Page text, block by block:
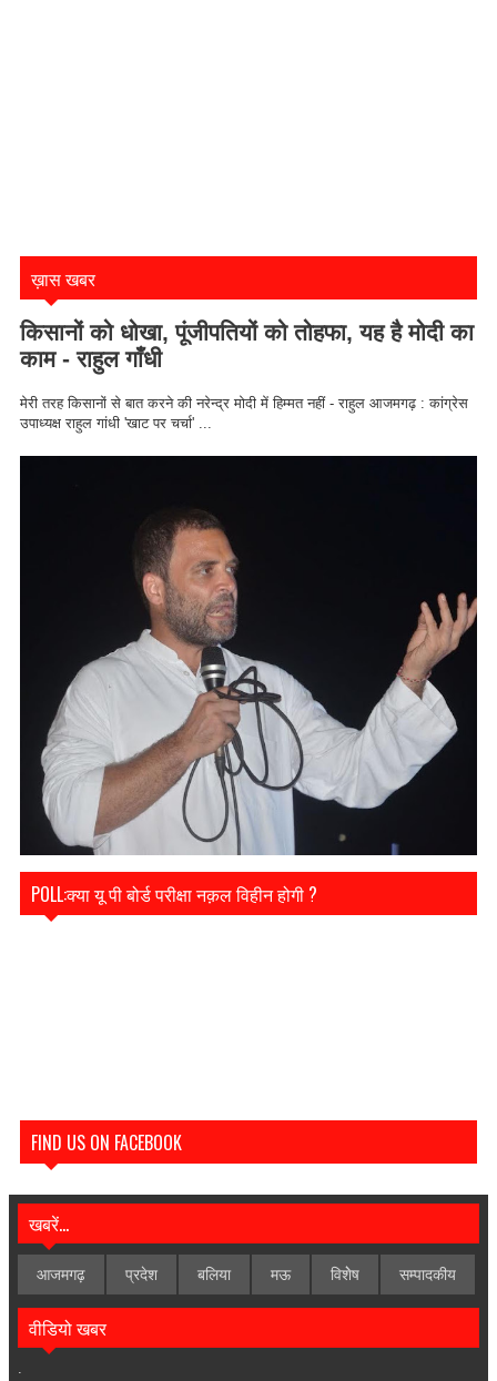
ख़ास खबर
किसानों को धोखा, पूंजीपतियों को तोहफा, यह है मोदी का
काम - राहुल गाँधी
मेरी तरह किसानों से बात करने की नरेन्द्र मोदी में हिम्मत नहीं - राहुल आजमगढ़ : कांग्रेस
उपाध्यक्ष राहुल गांधी 'खाट पर चर्चा' ...
POLL:क्या यू पी बोर्ड परीक्षा नक़ल विहीन होगी ?
FIND US ON FACEBOOK
खबरें...
आजमगढ़ प्रदेश बलिया मऊ विशेेष सम्पादकीय
वीडियो खबर
.